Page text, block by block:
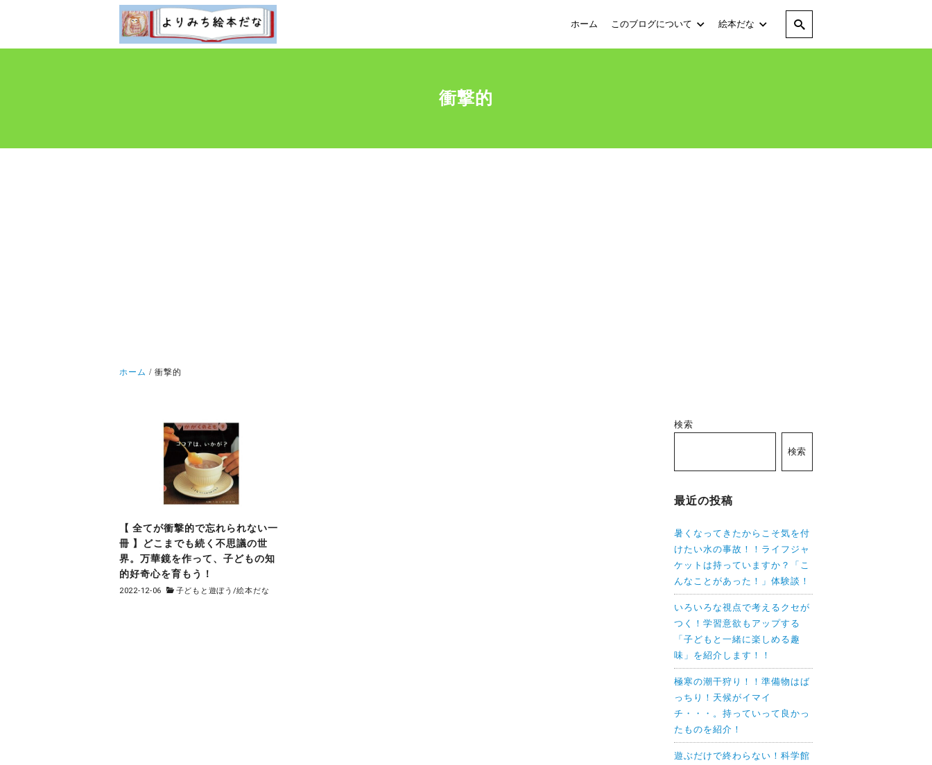
ホーム このブログについて 絵本だな
衝撃的
ホーム 衝撃的
【 全てが衝撃的で忘れられない一
冊 】どこまでも続く不思議の世
界。万華鏡を作って、子どもの知
的好奇心を育もう！
2022-12-06 子どもと遊ぼう /絵本だな
検索
検索
最近の投稿
暑くなってきたからこそ気を付
けたい水の事故！！ライフジャ
ケットは持っていますか？「こ
んなことがあった！」体験談！
いろいろな視点で考えるクセが
つく！学習意欲もアップする
「子どもと一緒に楽しめる趣
味」を紹介します！！
極寒の潮干狩り！！準備物はば
っちり！天候がイマイ
チ・・・。持っていって良かっ
たものを紹介！
遊ぶだけで終わらない！科学館